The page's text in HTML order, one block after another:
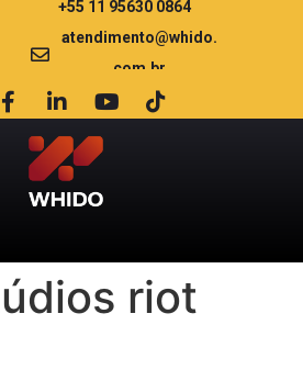
+55 11 95630 0864
atendimento@whido.
com.br
riot